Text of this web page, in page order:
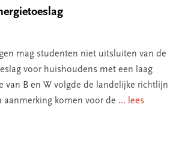
mag studenten niet uitsluiten van de
voor huishoudens met een laag
van B en W volgde de landelijke richtlijn
komen voor de ... lees